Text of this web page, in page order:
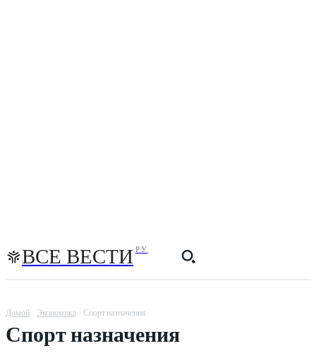
ВСЕ ВЕСТИ РУ
Домой Экономика Спорт назначения
Спорт назначения